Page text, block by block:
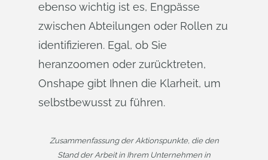
ebenso wichtig ist es, Engpässe
zwischen Abteilungen oder Rollen zu
identifizieren. Egal, ob Sie
heranzoomen oder zurücktreten,
Onshape gibt Ihnen die Klarheit, um
selbstbewusst zu führen.
Zusammenfassung der Aktionspunkte, die den
Stand der Arbeit in Ihrem Unternehmen in